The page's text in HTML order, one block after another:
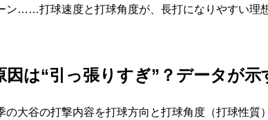
ン……打球速度と打球角度が、長打になりやすい理
因は“引っ張りすぎ”？データが示
大谷の打撃内容を打球方向と打球角度（打球性質